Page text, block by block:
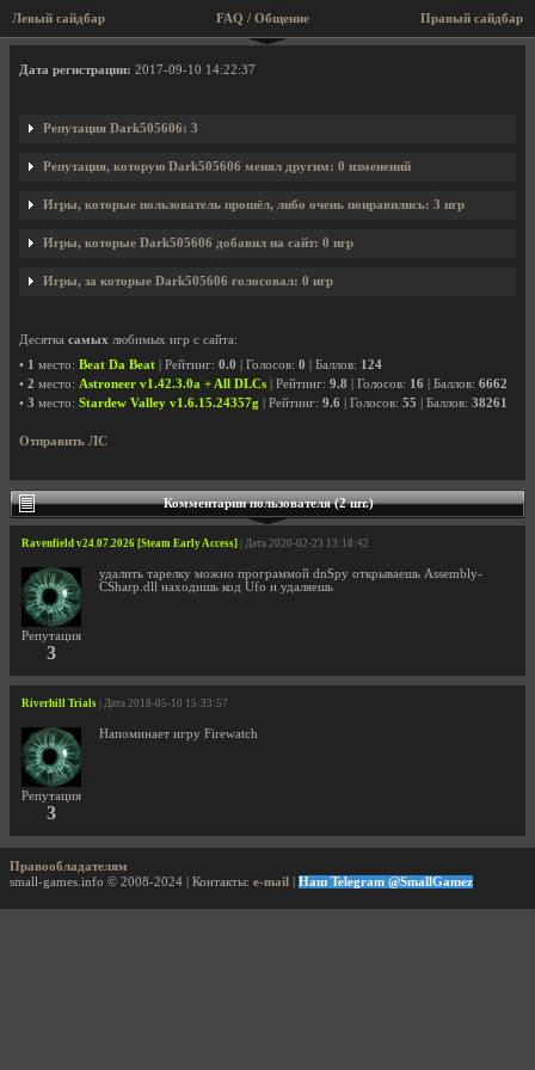
Левый сайдбар Правый сайдбар
FAQ / Общение
Профиль пользователя Dark505606
Дата регистрации: 2017-09-10 14:22:37
Репутация Dark505606: 3
Репутация, которую Dark505606 менял другим: 0 изменений
Игры, которые пользователь прошёл, либо очень понравились: 3 игр
Игры, которые Dark505606 добавил на сайт: 0 игр
Игры, за которые Dark505606 голосовал: 0 игр
Десятка самых любимых игр с сайта:
• 1 место: Beat Da Beat | Рейтинг: 0.0 | Голосов: 0 | Баллов: 124
• 2 место: Astroneer v1.42.3.0a + All DLCs | Рейтинг: 9.8 | Голосов: 16 | Баллов: 6662
• 3 место: Stardew Valley v1.6.15.24357g | Рейтинг: 9.6 | Голосов: 55 | Баллов: 38261
Отправить ЛС
Комментарии пользователя (2 шт.)
Ravenfield v24.07.2026 [Steam Early Access] | Дата 2020-02-23 13:18:42
Репутация
3
удалить тарелку можно программой dnSpy открываешь Assembly-
CSharp.dll находишь код Ufo и удаляешь
Riverhill Trials | Дата 2018-05-10 15:33:57
Репутация
3
Напоминает игру Firewatch
Правообладателям
small-games.info © 2008-2024 | Контакты: e-mail Наш Telegram @SmallGamez